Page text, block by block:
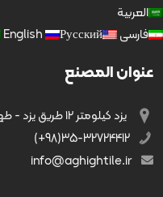
العربية
فارسی
English Русский
عنوان المصنع
يزد کیلومتر ۱۲ طریق يزد - طهران، صندوق بريد 116